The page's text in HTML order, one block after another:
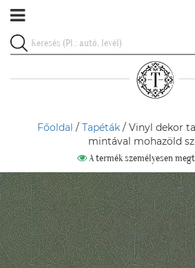
Főoldal / Tapéták / Vinyl dekor
mintával mohazöld
A termék személyesen